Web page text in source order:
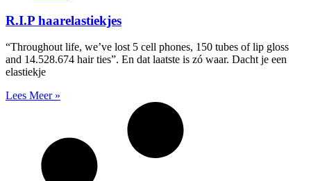
R.I.P haarelastiekjes
“Throughout life, we’ve lost 5 cell phones, 150 tubes of lip gloss
and 14.528.674 hair ties”. En dat laatste is zó waar. Dacht je een
elastiekje
Lees Meer »